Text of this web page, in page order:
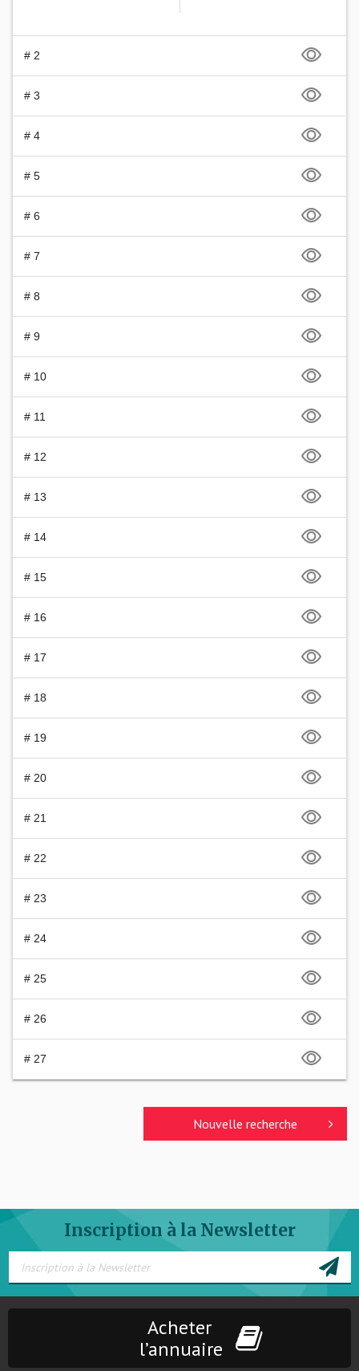
# 2
# 3
# 4
# 5
# 6
# 7
# 8
# 9
# 10
# 11
# 12
# 13
# 14
# 15
# 16
# 17
# 18
# 19
# 20
# 21
# 22
# 23
# 24
# 25
# 26
# 27
Nouvelle recherche
Inscription à la Newsletter
Acheter
l’annuaire